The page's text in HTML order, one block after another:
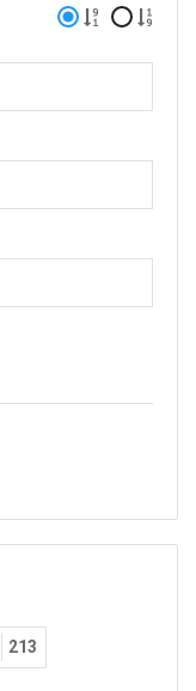
213